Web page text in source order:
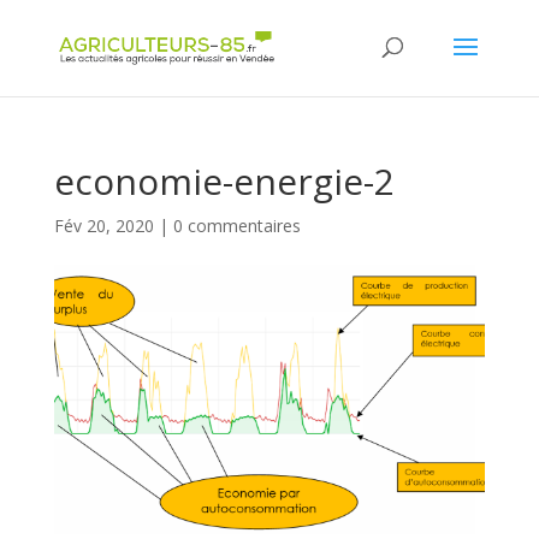
economie-energie-2
Fév 20, 2020 | 0 commentaires